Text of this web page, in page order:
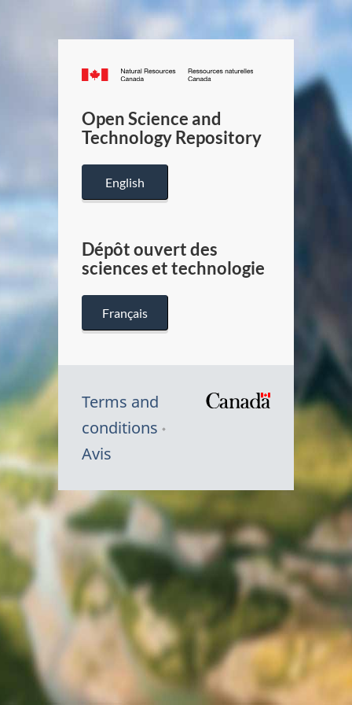
Canada.ca
/
Canada
Open Science and
Technology Repository
English
Dépôt ouvert des
sciences et technologie
Français
Terms and
conditions
Avis
Canada